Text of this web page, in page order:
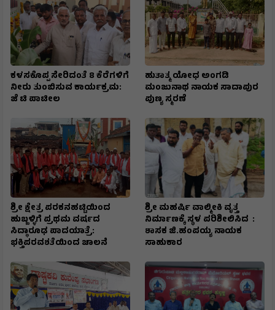
ಕಳಸಕೊಪ್ಪ ಸೇರಿದಂತೆ 8 ಕೆರೆಗಳಿಗೆ
ನೀರು ತುಂಬಿಸುವ ಕಾರ್ಯಕ್ರಮ:
ಜೆ ಟಿ ಪಾಟೀಲ
ಹುತಾತ್ಮ ಯೋಧ ಅಂಗಡಿ
ಮಂಜುನಾಥ ನಾಯಕ ಸಾದಾಪುರ
ಪುಣ್ಯ ಸ್ಮರಣೆ
​ಶ್ರೀ ಕ್ಷೇತ್ರ ಪರಕನಹಟ್ಟಿಯಿಂದ
ಹುಬ್ಬಳ್ಳಿಗೆ ಪ್ರಥಮ ವರ್ಷದ
ಸಿದ್ಧಾರೂಢ ಪಾದಯಾತ್ರೆ:
ಭಕ್ತಿಪರವಶತೆಯಿಂದ ಚಾಲನೆ
ಶ್ರೀ ಮಹರ್ಷಿ ವಾಲ್ಮೀಕಿ ವೃತ್ತ
ನಿರ್ಮಾಣಕ್ಕೆ ಸ್ಥಳ ಪರಿಶೀಲಿಸಿದ :
ಶಾಸಕ ಜಿ.ಹಂಪಯ್ಯ ನಾಯಕ
ಸಾಹುಕಾರ